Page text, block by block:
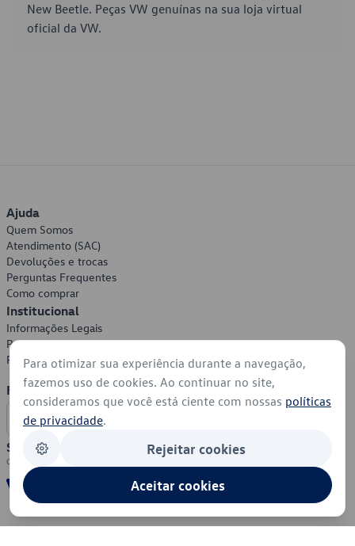
New Beetle. Peças VW genuínas na sua loja virtual
oficial da VW.
Ajuda
Quem Somos
Atendimento (SAC)
Devoluções e trocas
Perguntas Frequentes
Como comprar
Institucional
Informações Legais
Política de Privacidade
Política de Cookies
Formas de Pagamento
Segurança
Para otimizar sua experiência durante a navegação,
fazemos uso de cookies. Ao continuar no site,
consideramos que você está ciente com nossas políticas
de privacidade.
Rejeitar cookies
Aceitar cookies